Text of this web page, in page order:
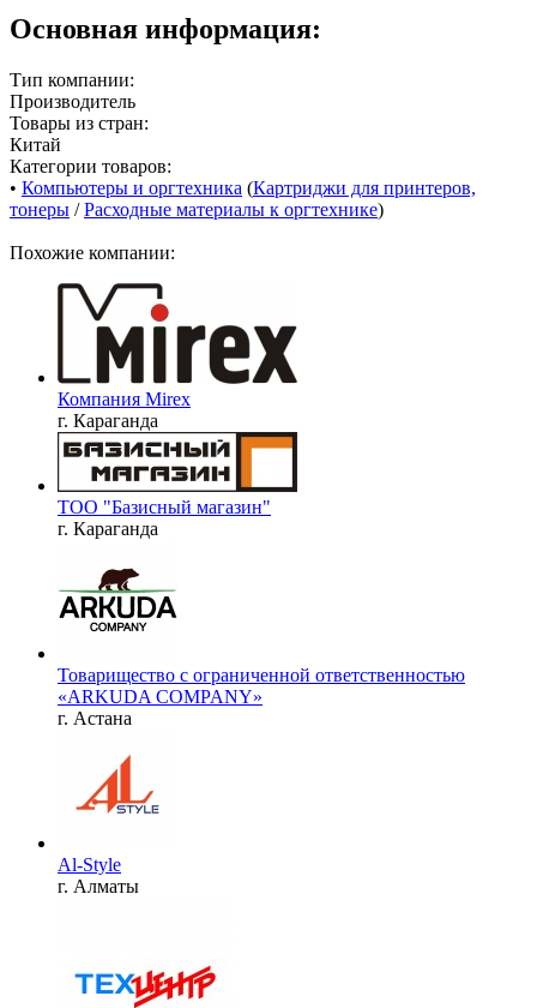
Основная информация:
Тип компании:
Производитель
Товары из стран:
Китай
Категории товаров:
• Компьютеры и оргтехника (Картриджи для принтеров,
тонеры /Расходные материалы к оргтехнике)
Похожие компании:
Компания Mirex
г. Караганда
ТОО "Базисный магазин"
г. Караганда
Товарищество с ограниченной ответственностью
«ARKUDA COMPANY»
г. Астана
Al-Style
г. Алматы